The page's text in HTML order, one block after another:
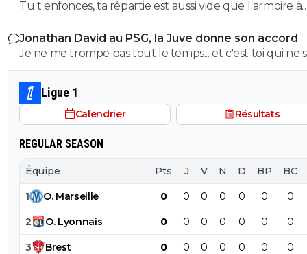
PSG
Tu t enfonces, ta répartie est aussi vide que l armoire à
trophées de ton club depuis 15 piges, t es juste une
gueule arrogante se pensant plus intelligent que les
alors que t es juste un pauvre clown empafé mdr
Jonathan David au PSG, la Juve donne son accord
Je ne me trompe pas tout le temps... et c'est toi qui ne
pas lire. ^^
Ligue 1
Calendrier Résultats
REGULAR SEASON
Équipe Pts J V N D BP BC
1 O. Marseille 0 0 0 0 0 0 0
2 O. Lyonnais 0 0 0 0 0 0 0
3 Brest 0 0 0 0 0 0 0